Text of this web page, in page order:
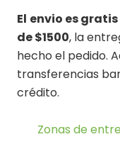
El envio es
de $1500, la
hecho el pedido.
transferencias
crédito.
Zonas de